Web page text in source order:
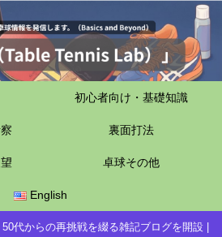
初心者向け・基礎知識
裏面打法
卓球その他
English
50代からの再挑戦を綴る雑記ブログを開設 |